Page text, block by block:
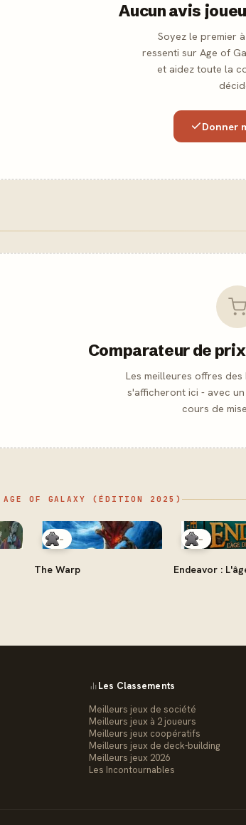
Aucun avis
Soyez le premier
ressenti sur Age of
et aidez toute la
Donner
Comparateur de
Les meilleures offres
s'afficheront ici - avec
cours de
OF GALAXY (ÉDITION 2025)
-
The Warp
-
Endeavor :
Les Classements
Meilleurs jeux de société
Meilleurs jeux à 2 joueurs
Meilleurs jeux coopératifs
Meilleurs jeux de deck-building
Meilleurs jeux 2026
Les Incontournables